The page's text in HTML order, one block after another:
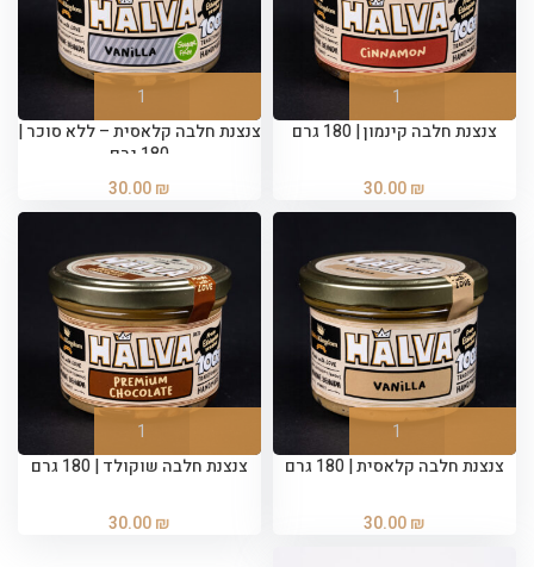
צנצנת חלבה קינמון | 180 גרם
30.00₪
צנצנת חלבה קלאסית – ללא סוכר |
180 גרם
30.00₪
צנצנת חלבה קלאסית | 180 גרם
30.00₪
צנצנת חלבה שוקולד | 180 גרם
30.00₪